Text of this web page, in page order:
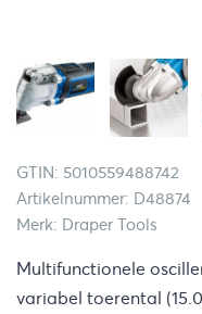
GTIN: 5010559488742
Artikelnummer: D48874
Merk: Draper Tools
Multifunctionele
variabel toerental